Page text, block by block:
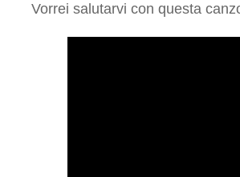
Vorrei salutarvi con questa